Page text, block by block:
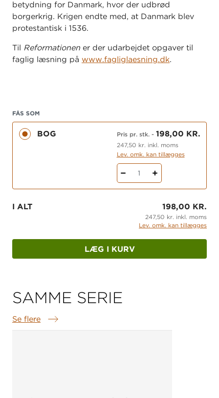
betydning for Danmark, hvor der udbrød
borgerkrig. Krigen endte med, at Danmark blev
protestantisk i 1536.
Til Reformationen er der udarbejdet opgaver til
faglig læsning på www.fagliglaesning.dk.
FÅS SOM
BOG Pris pr. stk.- 198,00 KR.
247,50 kr. inkl. moms
Lev. omk. kan tillægges
1
I ALT 198,00 KR.
247,50 kr. inkl. moms
Lev. omk. kan tillægges
LÆG I KURV
SAMME SERIE
Se flere
Samme serie